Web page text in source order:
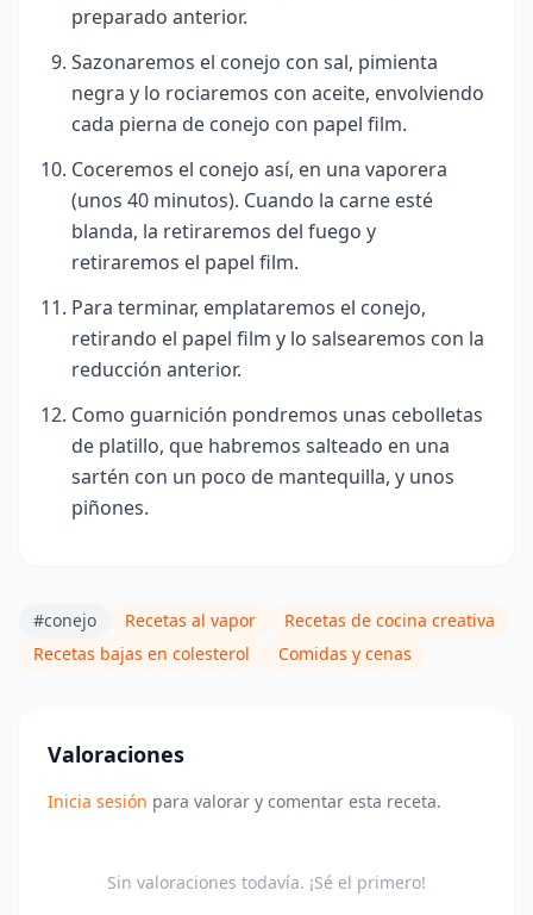
preparado anterior.
Sazonaremos el conejo con sal, pimienta
negra y lo rociaremos con aceite, envolviendo
cada pierna de conejo con papel film.
Coceremos el conejo así, en una vaporera
(unos 40 minutos). Cuando la carne esté
blanda, la retiraremos del fuego y
retiraremos el papel film.
Para terminar, emplataremos el conejo,
retirando el papel film y lo salsearemos con la
reducción anterior.
Como guarnición pondremos unas cebolletas
de platillo, que habremos salteado en una
sartén con un poco de mantequilla, y unos
piñones.
#conejo Recetas al vapor
Recetas de cocina creativa
Recetas bajas en colesterol
Comidas y cenas
Valoraciones
Inicia sesión para valorar y comentar esta receta.
Sin valoraciones todavía. ¡Sé el primero!